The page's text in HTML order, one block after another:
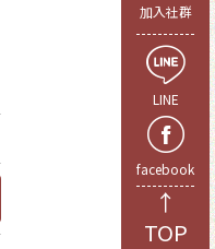
加入社群
LINE
facebook
↑
TOP